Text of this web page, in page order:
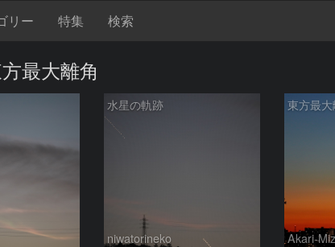
リー 特集 検索
最大離角
水星の軌跡
niwatorineko
東方最
Akari-